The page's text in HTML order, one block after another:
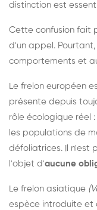
distinction est
Cette confusion fait
d'un appel.
comportements et
Le frelon européen
présente depuis
rôle écologique réel
les populations de
défoliatrices. Il n'est
l'objet d'aucune
Le frelon asiatique
espèce introduite et